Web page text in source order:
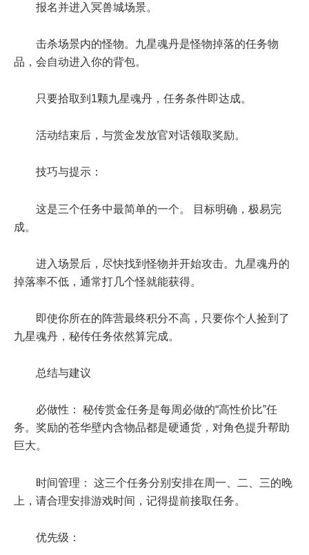
报名并进入冥兽城场景。
击杀场景内的怪物。九星魂丹是怪物掉落的任务物
品，会自动进入你的背包。
只要拾取到1颗九星魂丹，任务条件即达成。
活动结束后，与赏金发放官对话领取奖励。
技巧与提示：
这是三个任务中最简单的一个。 目标明确，极易完
成。
进入场景后，尽快找到怪物并开始攻击。九星魂丹的
掉落率不低，通常打几个怪就能获得。
即使你所在的阵营最终积分不高，只要你个人捡到了
九星魂丹，秘传任务依然算完成。
总结与建议
必做性： 秘传赏金任务是每周必做的“高性价比”任
务。奖励的苍华壁内含物品都是硬通货，对角色提升帮助
巨大。
时间管理： 这三个任务分别安排在周一、二、三的晚
上，请合理安排游戏时间，记得提前接取任务。
优先级：